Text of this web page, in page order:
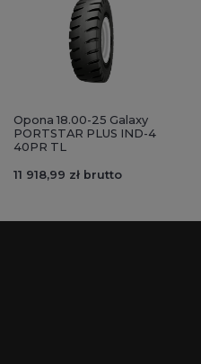
Opona 18.00-25 Galaxy
PORTSTAR PLUS IND-4
40PR TL
11 918,99 zł brutto